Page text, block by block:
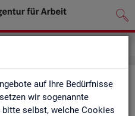
auf Ihre Bedürfnisse
wir sogenannte
selbst, welche Cookies
und Ar­beits­
der BA